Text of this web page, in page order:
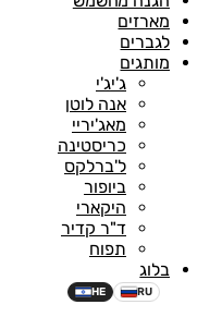
מארזים
לגברים
מותגים
ג'יג'י
אנה לוטן
מאג'יריי
כריסטינה
ל'ברלקס
ביופור
היקארי
ד"ר קדיר
תפוח
בלוג
HE RU